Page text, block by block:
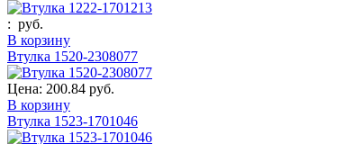
: руб.
В корзину
Втулка 1520-2308077
Цена: 200.84 руб.
В корзину
Втулка 1523-1701046